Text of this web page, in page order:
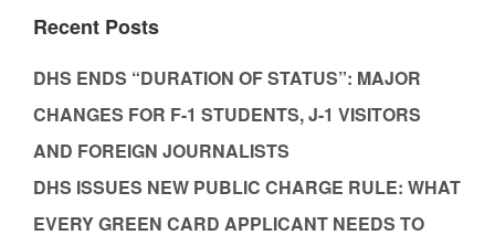
Recent Posts
DHS ENDS “DURATION OF STATUS”: MAJOR
CHANGES FOR F-1 STUDENTS, J-1 VISITORS
AND FOREIGN JOURNALISTS
DHS ISSUES NEW PUBLIC CHARGE RULE: WHAT
EVERY GREEN CARD APPLICANT NEEDS TO